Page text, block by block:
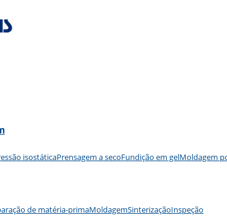
isostáticaPrensagem a secoFundição em gelMoldagem
de matéria-primaMoldagemSinterizaçãoInspeção